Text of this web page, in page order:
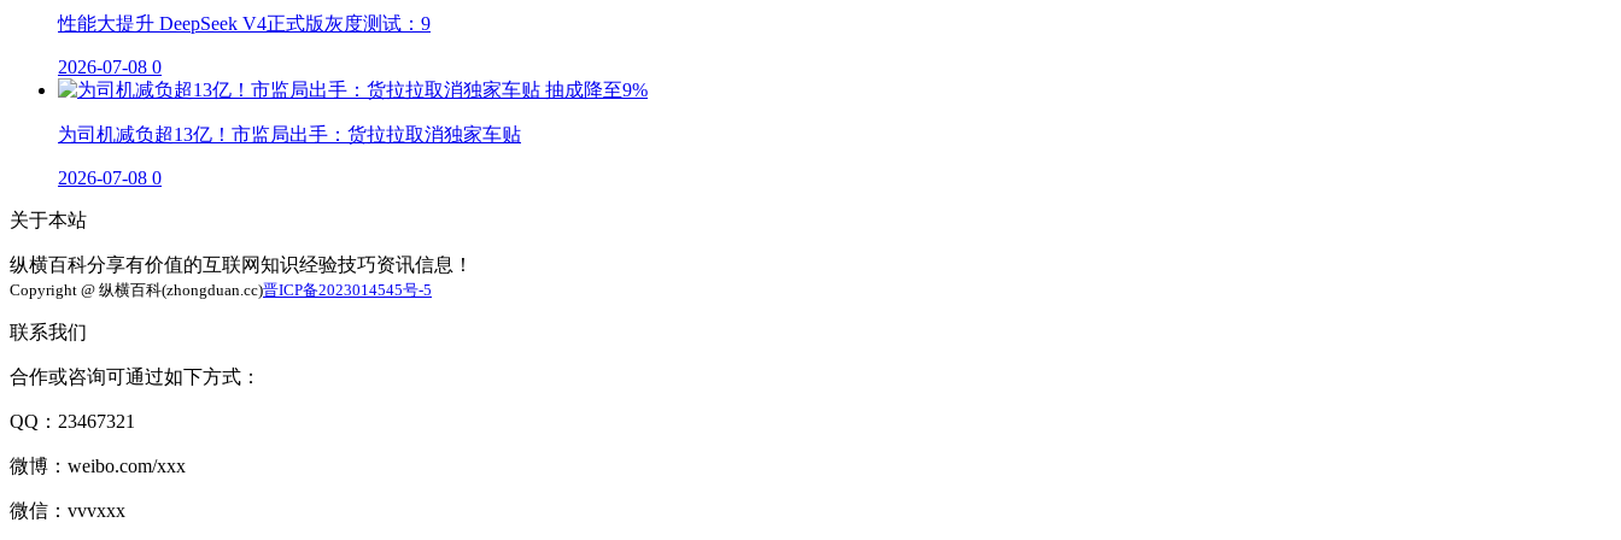
性能大提升 DeepSeek V4正式版灰度测试：9
2026-07-08 0
为司机减负超13亿！市监局出手：货拉拉取消独家车贴
2026-07-08 0
关于本站
纵横百科分享有价值的互联网知识经验技巧资讯信息！
Copyright @ 纵横百科(zhongduan.cc)晋ICP备2023014545号-5
联系我们
合作或咨询可通过如下方式：
QQ：23467321
微博：weibo.com/xxx
微信：vvvxxx